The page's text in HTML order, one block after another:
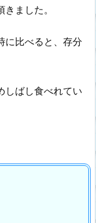
ました。
に比べると、存分
しばし食べれてい